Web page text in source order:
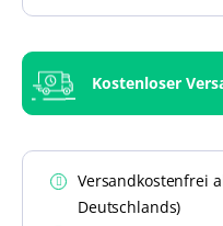
Kostenloser
Versandkostenfrei
Deutschlands)